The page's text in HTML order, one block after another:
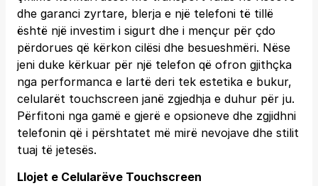
dhe garanci zyrtare, blerja e një telefoni të tillë
është një investim i sigurt dhe i mençur për çdo
përdorues që kërkon cilësi dhe besueshmëri. Nëse
jeni duke kërkuar për një telefon që ofron gjithçka
nga performanca e lartë deri tek estetika e bukur,
celularët touchscreen janë zgjedhja e duhur për ju.
Përfitoni nga gamë e gjerë e opsioneve dhe zgjidhni
telefonin që i përshtatet më mirë nevojave dhe stilit
tuaj të jetesës.
Llojet e Celularëve Touchscreen